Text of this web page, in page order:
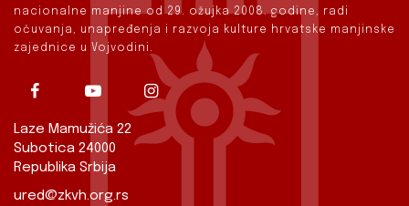
nacionalne manjine od 29. ožujka 2008. godine, radi
očuvanja, unapređenja i razvoja kulture hrvatske manjinske
zajednice u Vojvodini.
Laze Mamužića 22
Subotica 24000
Republika Srbija
ured@zkvh.org.rs